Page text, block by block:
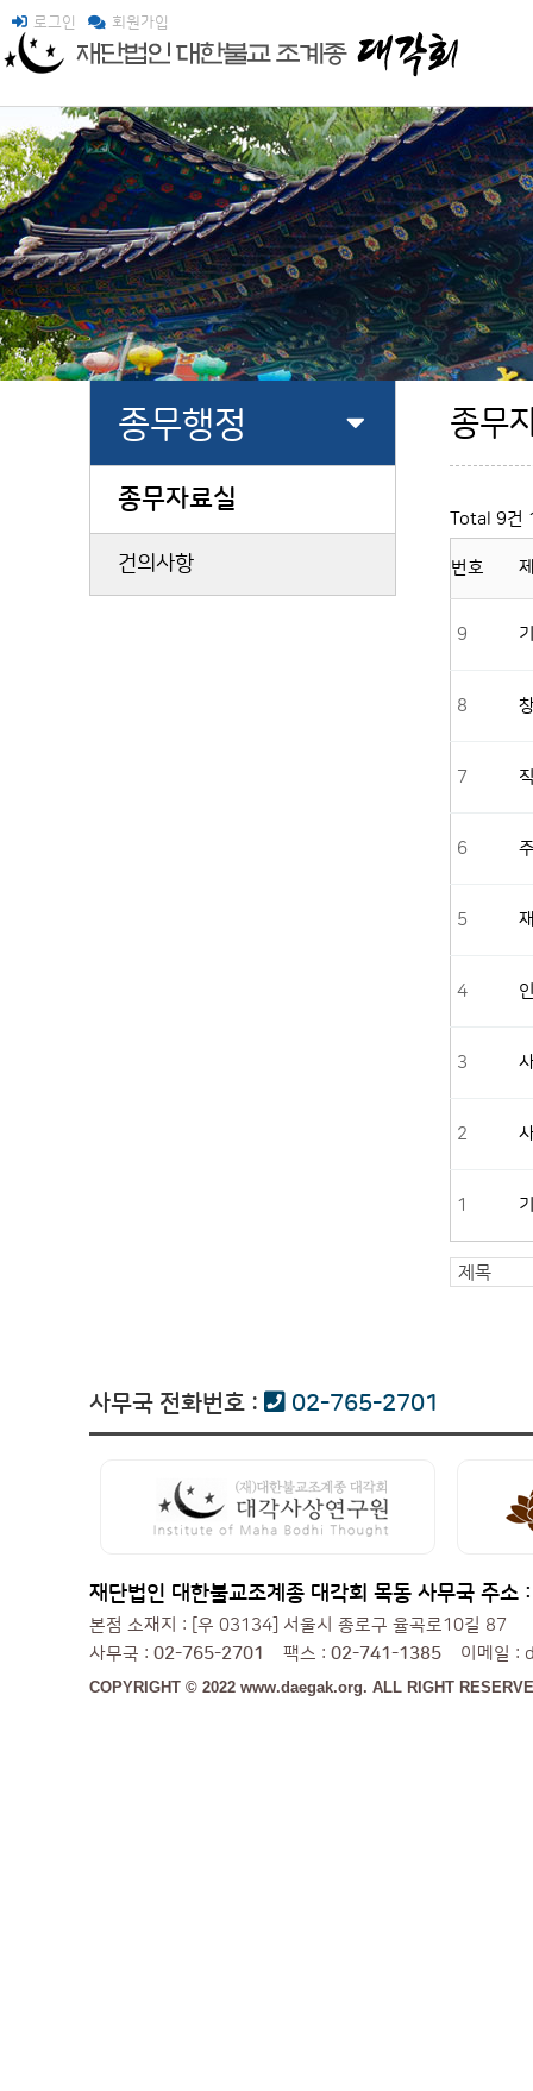
로그인 회원가입
종무행정
종무자료실
건의사항
종무
Total 9건
번호
9
8
7
6
5
4
3
2
1
사무국 전화번호 : 02-765-2701
재단법인 대한불교조계종 대각회 목동 사무국 주
본점 소재지 : [우 03134] 서울시 종로구 율곡로10길 87
사무국 : 02-765-2701 팩스 : 02-741-1385 이메일 :
COPYRIGHT © 2022 www.daegak.org. ALL RIGHT